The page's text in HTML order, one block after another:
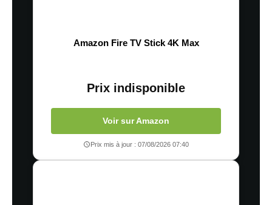
Amazon Fire TV Stick 4K Max
Prix indisponible
Voir sur Amazon
Prix mis à jour : 07/08/2026 07:40